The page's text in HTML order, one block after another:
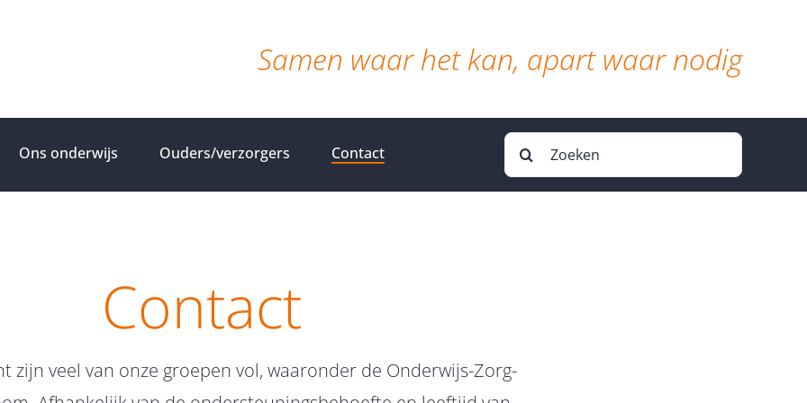
Samen waar het kan, apart waar nodig
Ons onderwijs Ouders/verzorgers Contact
Zoeken
naar:
Contact
zijn veel van onze groepen vol, waaronder de Onderwijs-Zorg-